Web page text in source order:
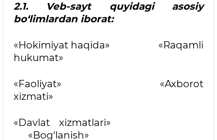
2.1. Veb-sayt quyidagi asosiy
bo‘limlardan iborat:
«Hokimiyat haqida» «Raqamli
hukumat»
«Faoliyat» «Axborot
xizmati»
«Davlat xizmatlari»
«Bog‘lanish»